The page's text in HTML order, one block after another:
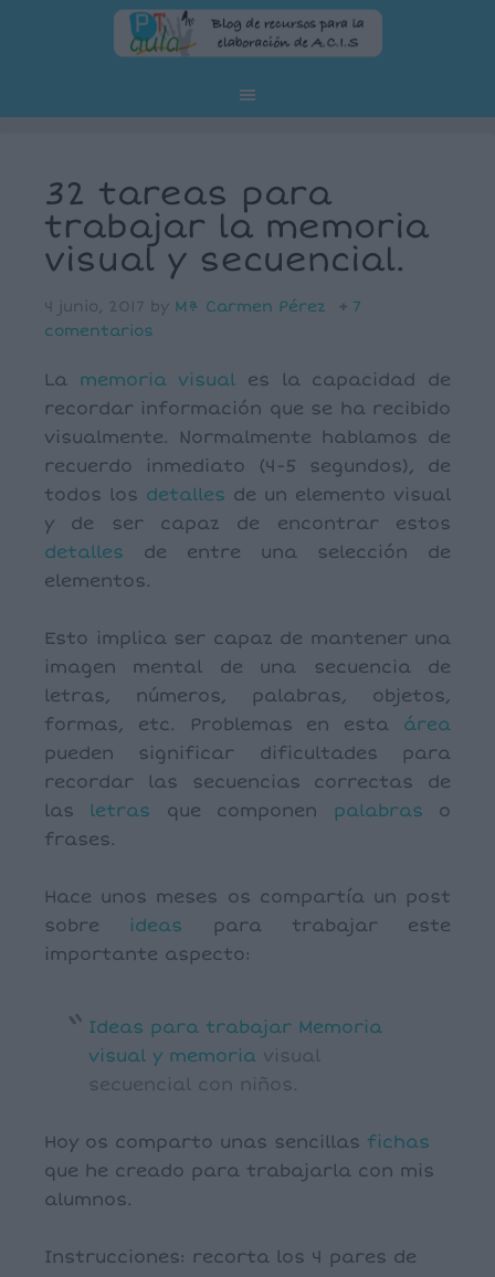
32 tareas para
trabajar la memoria
visual y secuencial.
4 junio, 2017 by Mª Carmen Pérez
7
comentarios
La memoria visual es la capacidad de
recordar información que se ha recibido
visualmente. Normalmente hablamos de
recuerdo inmediato (4-5 segundos), de
todos los detalles de un elemento visual
y de ser capaz de encontrar estos
detalles de entre una selección de
elementos.
Esto implica ser capaz de mantener una
imagen mental de una secuencia de
letras, números, palabras, objetos,
formas, etc. Problemas en esta área
pueden significar dificultades para
recordar las secuencias correctas de
las letras que componen palabras o
frases.
Hace unos meses os compartía un post
sobre ideas para trabajar este
importante aspecto:
Ideas para trabajar Memoria
visual y memoria visual
secuencial con niños.
Hoy os comparto unas sencillas fichas
que he creado para trabajarla con mis
alumnos.
Instrucciones: recorta los 4 pares de